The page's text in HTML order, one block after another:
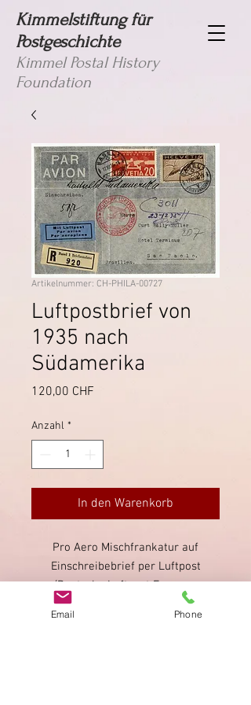
Kimmelstiftung für
Postgeschichte
Kimmel Postal History
Foundation
Artikelnummer: CH-PHILA-00727
Luftpostbrief von
1935 nach
Südamerika
120,00 CHF
Anzahl *
In den Warenkorb
Pro Aero Mischfrankatur auf
Einschreibebrief per Luftpost
(Deutsche Luftpost Europa -
Südamerika) von Basel nach Sao
Paolo. Am 17.12.1935 in Basel
Email Phone